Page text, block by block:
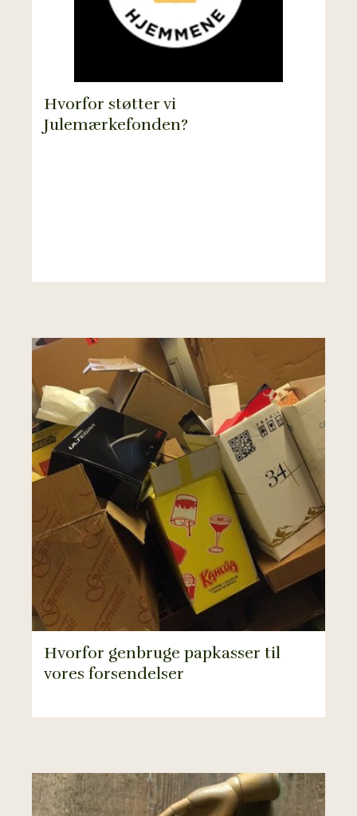
Hvorfor støtter vi
Julemærkefonden?
Hvorfor genbruge papkasser til
vores forsendelser